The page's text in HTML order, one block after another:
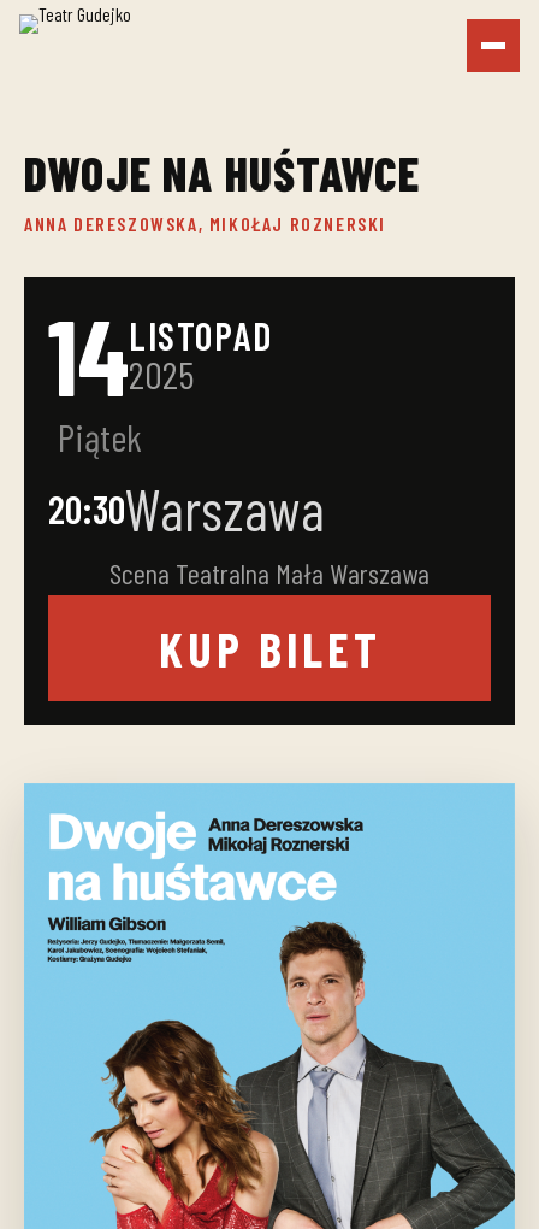
DWOJE NA HUŚTAWCE
ANNA DERESZOWSKA, MIKOŁAJ ROZNERSKI
14LISTOPAD
2025
Piątek
20:30Warszawa
Scena Teatralna Mała Warszawa
KUP BILET